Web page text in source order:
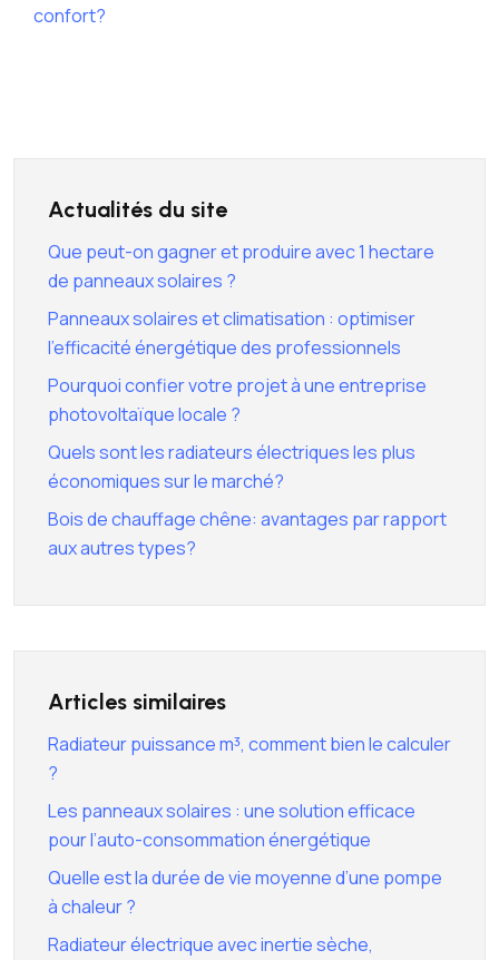
confort?
Actualités du site
Que peut-on gagner et produire avec 1 hectare
de panneaux solaires ?
Panneaux solaires et climatisation : optimiser
l’efficacité énergétique des professionnels
Pourquoi confier votre projet à une entreprise
photovoltaïque locale ?
Quels sont les radiateurs électriques les plus
économiques sur le marché?
Bois de chauffage chêne: avantages par rapport
aux autres types?
Articles similaires
Radiateur puissance m³, comment bien le calculer
?
Les panneaux solaires : une solution efficace
pour l’auto-consommation énergétique
Quelle est la durée de vie moyenne d’une pompe
à chaleur ?
Radiateur électrique avec inertie sèche,